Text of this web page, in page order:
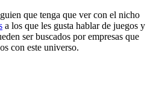
que tenga que ver con el nicho
a los que les gusta hablar de juegos y
ser buscados por empresas que
con este universo.